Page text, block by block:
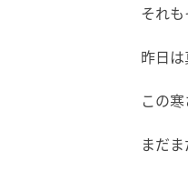
それ
昨日
この
まだ